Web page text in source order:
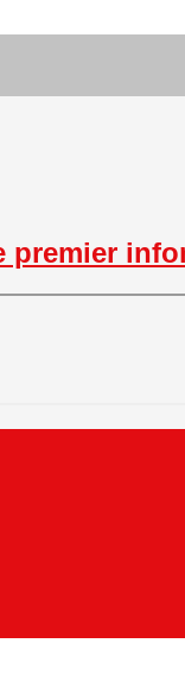
premier